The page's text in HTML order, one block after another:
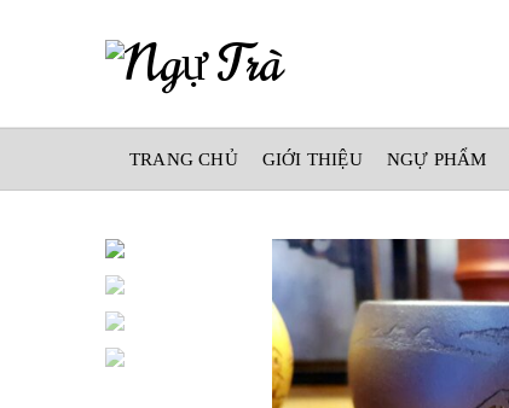
TRANG CHỦ GIỚI THIỆU NGỰ PHẨM